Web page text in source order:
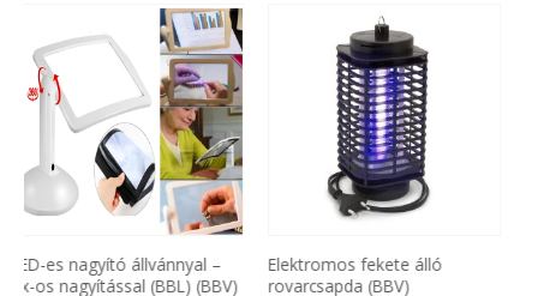
Elektromos fekete álló
rovarcsapda (BBV)
AnyCast-HDMI smart box tv
okosító készülék – okosítsd